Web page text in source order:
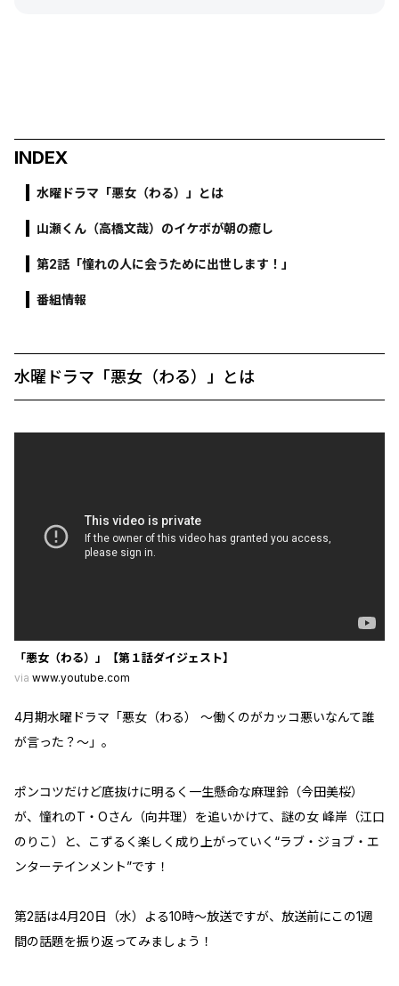
INDEX
水曜ドラマ「悪女（わる）」とは
山瀬くん（高橋文哉）のイケボが朝の癒し
第2話「憧れの人に会うために出世します！」
番組情報
水曜ドラマ「悪女（わる）」とは
「悪女（わる）」【第１話ダイジェスト】
via www.youtube.com
4月期水曜ドラマ「悪女（わる） ～働くのがカッコ悪いなんて誰
が言った？～」。
ポンコツだけど底抜けに明るく一生懸命な麻理鈴（今田美桜）
が、憧れのT・Oさん（向井理）を追いかけて、謎の女 峰岸（江口
のりこ）と、こずるく楽しく成り上がっていく“ラブ・ジョブ・エ
ンターテインメント”です！
第2話は4月20日（水）よる10時～放送ですが、放送前にこの1週
間の話題を振り返ってみましょう！